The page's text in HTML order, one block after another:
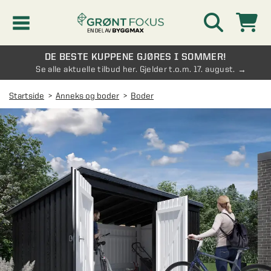
Kampanjer
Nyheter
Kontakt oss
AVDELINGER
Oversikt - Kontakt oss
Vanlige spørsmål og svar
SE OGSÅ
Vinterhage og hagestue
AVDELINGER
Oversikt - Vinterhage og hagestue
Pakkeløsninger hagestue
Drivhus
AVDELINGER
Vinduer
DE BESTE KUPPENE GJØRES I SOMMER!
Se alle aktuelle tilbud her. Gjelder t.o.m. 17. august.
Startside Anneks og boder Boder